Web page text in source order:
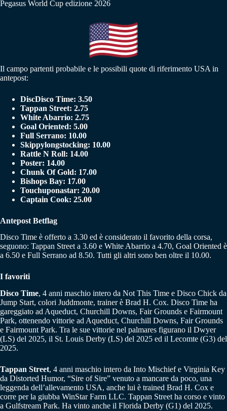
Pegasus World Cup edizione 2026
Il campo partenti probabile e le possibili quote di riferimento USA in
antepost:
DiscDisco Time: 3.50
Tappan Street: 2.75
White Abarrio: 2.75
Goal Oriented: 5.00
Full Serrano: 10.00
Skippylongstocking: 10.00
Rattle N Roll: 14.00
Poster: 14.00
Chunk Of Gold: 17.00
Bishops Bay: 17.00
Touchuponastar: 20.00
Captain Cook: 25.00
Antepost Betflag
Disco Time è offerto a 3.30 ed è considerato il favorito della corsa,
seguono: Tappan Street a 3.60 e White Abarrio a 4.70, Goal Oriented è
a 6.50 e Full Serrano ad 8.50. Tutti gli altri sono ben oltre il 10.00.
I favoriti
Disco Time, 4 anni maschio intero da Not This Time e Disco Chick da
Jump Start, colori Juddmonte, trainer è Brad H. Cox. Disco Time ha
gareggiato ad Aqueduct, Churchill Downs, Fair Grounds e Fairmount
Park, ottenendo vittorie ad Aqueduct, Churchill Downs, Fair Grounds
e Fairmount Park. Tra le sue vittorie nel palmares figurano il Dwyer
(LS) del 2025, il St. Louis Derby (LS) del 2025 ed il Lecomte (G3) del
2025.
Tappan Street, 4 anni maschio intero da Into Mischief e Virginia Key
da Distorted Humor, “Sire of Sire” venuto a mancare da poco, una
leggenda dell’allevamento USA, anche lui è trained Brad H. Cox e
corre per la giubba WinStar Farm LLC. Tappan Street ha corso e vinto
a Gulfstream Park. Ha vinto anche il Florida Derby (G1) del 2025.